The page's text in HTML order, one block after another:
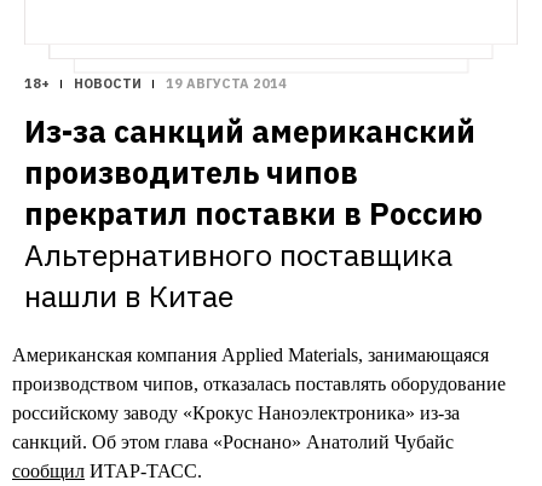
18+ НОВОСТИ 19 АВГУСТА 2014
Из-за санкций американский
производитель чипов
прекратил поставки в Россию
Альтернативного поставщика
нашли в Китае
Американская компания Applied Materials, занимающаяся
производством чипов, отказалась поставлять оборудование
российскому заводу «Крокус Наноэлектроника» из-за
санкций. Об этом глава «Роснано» Анатолий Чубайс
сообщил ИТАР-ТАСС.